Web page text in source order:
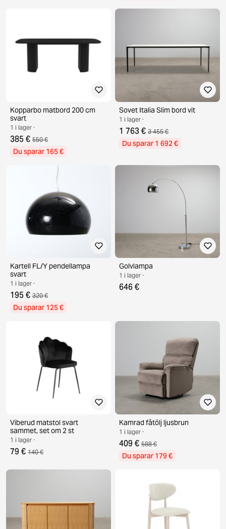
Kopparbo matbord 200 cm
svart
1 i lager ·
385 € 550 €
Du sparar 165 €
Sovet Italia Slim bord vit
1 i lager ·
1 763 € 3 455 €
Du sparar 1 692 €
Kartell FL/Y pendellampa
svart
1 i lager ·
195 € 320 €
Du sparar 125 €
Golvlampa
1 i lager ·
646 €
Viberud matstol svart
sammet, set om 2 st
1 i lager ·
79 € 140 €
Kamrad fåtölj ljusbrun
1 i lager ·
409 € 588 €
Du sparar 179 €